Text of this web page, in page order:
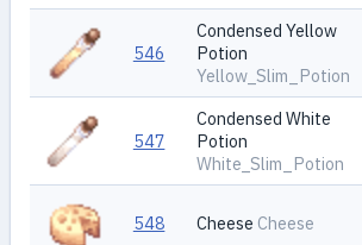
546
Condensed Yellow
Potion
Yellow_Slim_Potion
547
Condensed White
Potion
White_Slim_Potion
548 Cheese Cheese